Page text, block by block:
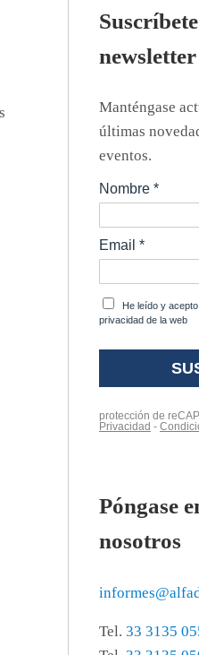
newsletter
Manténgase
últimas
eventos.
Póngase
nosotros
Tel.33 3135